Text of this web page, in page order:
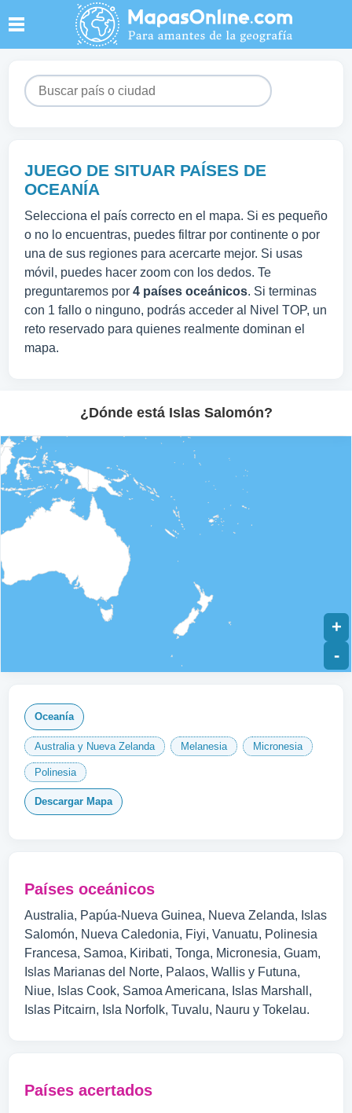
JUEGO DE SITUAR PAÍSES DE
OCEANÍA
Selecciona el país correcto en el mapa. Si es pequeño
o no lo encuentras, puedes filtrar por continente o por
una de sus regiones para acercarte mejor. Si usas
móvil, puedes hacer zoom con los dedos. Te
preguntaremos por 4 países oceánicos. Si terminas
con 1 fallo o ninguno, podrás acceder al Nivel TOP, un
reto reservado para quienes realmente dominan el
mapa.
¿Dónde está Islas Salomón?
+
-
Oceanía
Australia y Nueva Zelanda Melanesia Micronesia
Polinesia
Descargar Mapa
Países oceánicos
Australia, Papúa-Nueva Guinea, Nueva Zelanda, Islas
Salomón, Nueva Caledonia, Fiyi, Vanuatu, Polinesia
Francesa, Samoa, Kiribati, Tonga, Micronesia, Guam,
Islas Marianas del Norte, Palaos, Wallis y Futuna,
Niue, Islas Cook, Samoa Americana, Islas Marshall,
Islas Pitcairn, Isla Norfolk, Tuvalu, Nauru y Tokelau.
Países acertados